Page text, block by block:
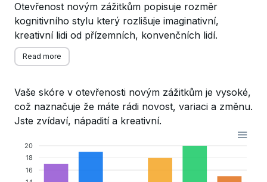
Otevřenost novým zážitkům popisuje rozměr
kognitivního stylu který rozlišuje imaginativní,
kreativní lidi od přízemních, konvenčních lidí.
Read more
Vaše skóre v otevřenosti novým zážitkům je vysoké,
což naznačuje že máte rádi novost, variaci a změnu.
Jste zvídaví, nápadití a kreativní.
20
18
16